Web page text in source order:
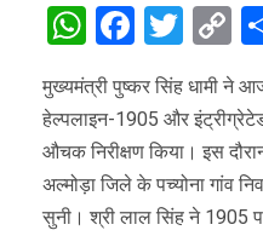
WhatsApp
मुख्यमंत्री पुष्कर सिंह धामी ने
हेल्पलाइन-1905 और
औचक निरीक्षण किया। इस
अल्मोड़ा जिले के पच्योना गांव
सुनी। श्री लाल सिंह ने 1905